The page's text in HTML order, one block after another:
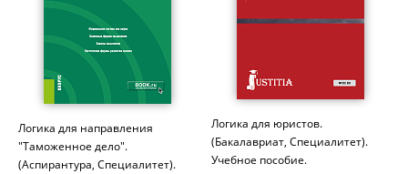
Логика для направления
"Таможенное дело".
(Аспирантура, Специалитет).
Логика для юристов.
(Бакалавриат, Специалитет).
Учебное пособие.